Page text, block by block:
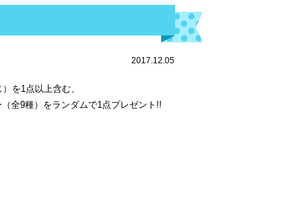
2017.12.05
を1点以上含む、
全9種）をランダムで1点プレゼント!!